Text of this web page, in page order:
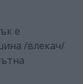
е
/влекач/